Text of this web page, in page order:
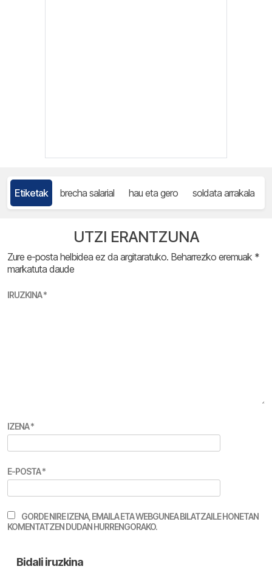
Etiketak brecha salarial hau eta gero soldata arrakala
UTZI ERANTZUNA
Zure e-posta helbidea ez da argitaratuko. Beharrezko eremuak *
markatuta daude
IRUZKINA*
IZENA*
E-POSTA*
GORDE NIRE IZENA, EMAILA ETA WEBGUNEA BILATZAILE HONETAN
KOMENTATZEN DUDAN HURRENGORAKO.